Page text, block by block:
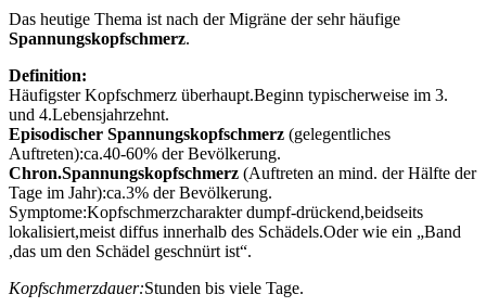
Das heutige Thema ist nach der Migräne der sehr häufige
Spannungskopfschmerz.
Definition:
Häufigster Kopfschmerz überhaupt.Beginn typischerweise im 3.
und 4.Lebensjahrzehnt.
Episodischer Spannungskopfschmerz (gelegentliches
Auftreten):ca.40-60% der Bevölkerung.
Chron.Spannungskopfschmerz (Auftreten an mind. der Hälfte der
Tage im Jahr):ca.3% der Bevölkerung.
Symptome:Kopfschmerzcharakter dumpf-drückend,beidseits
lokalisiert,meist diffus innerhalb des Schädels.Oder wie ein „Band
,das um den Schädel geschnürt ist“.
Kopfschmerzdauer:Stunden bis viele Tage.